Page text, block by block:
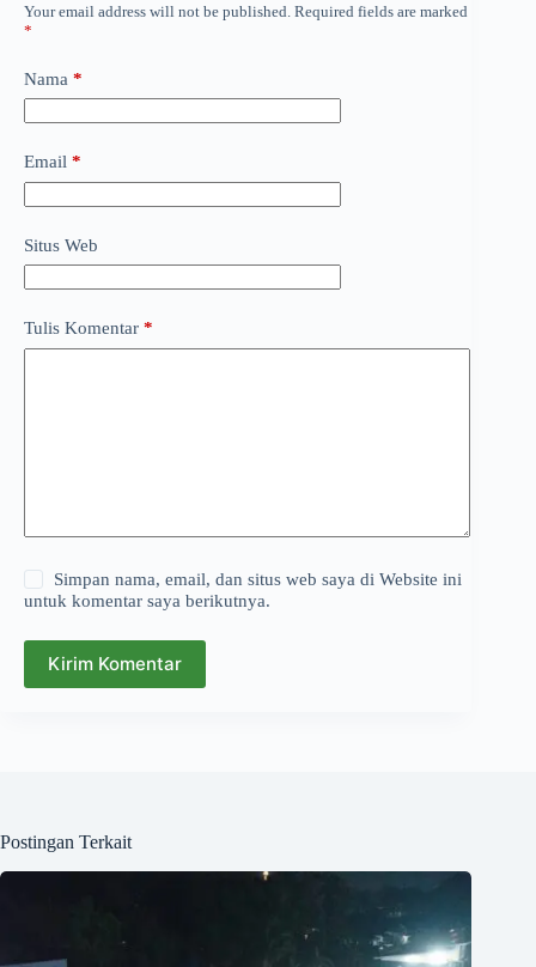
Your email address will not be published. Required fields are marked
*
Nama *
Email *
Situs Web
Tulis Komentar *
Simpan nama, email, dan situs web saya di Website ini
untuk komentar saya berikutnya.
Kirim Komentar
Postingan Terkait